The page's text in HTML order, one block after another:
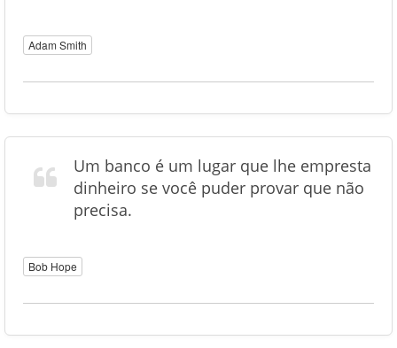
Adam Smith
Um banco é um lugar que lhe empresta
dinheiro se você puder provar que não
precisa.
Bob Hope